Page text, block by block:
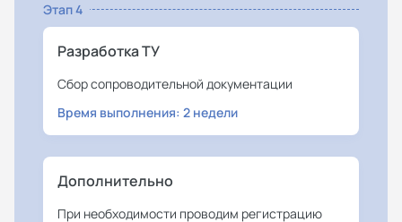
Этап 4
Разработка ТУ
Сбор сопроводительной документации
Время выполнения: 2 недели
Дополнительно
При необходимости проводим регистрацию